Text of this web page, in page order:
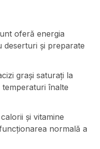
oferă energia
și preparate
grași saturați la
înalte
și vitamine
normală a